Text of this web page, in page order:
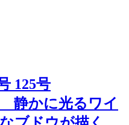
125号
静かに光るワイ